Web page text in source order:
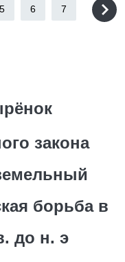
5 6 7
закона
борьба в
до н. э